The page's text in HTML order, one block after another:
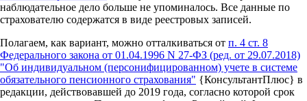
наблюдательное дело больше не упоминалось. Все данные по
страхователю содержатся в виде реестровых записей.
Полагаем, как вариант, можно отталкиваться от п. 4 ст. 8
Федерального закона от 01.04.1996 N 27-ФЗ (ред. от 29.07.2018)
"Об индивидуальном (персонифицированном) учете в системе
обязательного пенсионного страхования" {КонсультантПлюс} в
редакции, действовавшей до 2019 года, согласно которой срок